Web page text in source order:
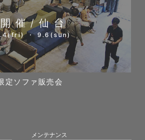
催/仙台
・ 9.6(sun)
定ソファ販売会
メンテナンス